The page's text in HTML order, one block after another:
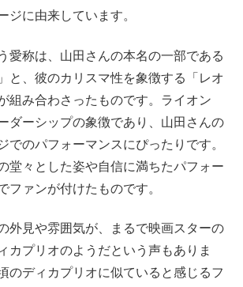
ジに由来しています。
愛称は、山田さんの本名の一部である
と、彼のカリスマ性を象徴する「レオ
組み合わさったものです。ライオン
ダーシップの象徴であり、山田さんの
でのパフォーマンスにぴったりです。
堂々とした姿や自信に満ちたパフォー
ファンが付けたものです。
外見や雰囲気が、まるで映画スターの
カプリオのようだという声もありま
のディカプリオに似ていると感じるフ